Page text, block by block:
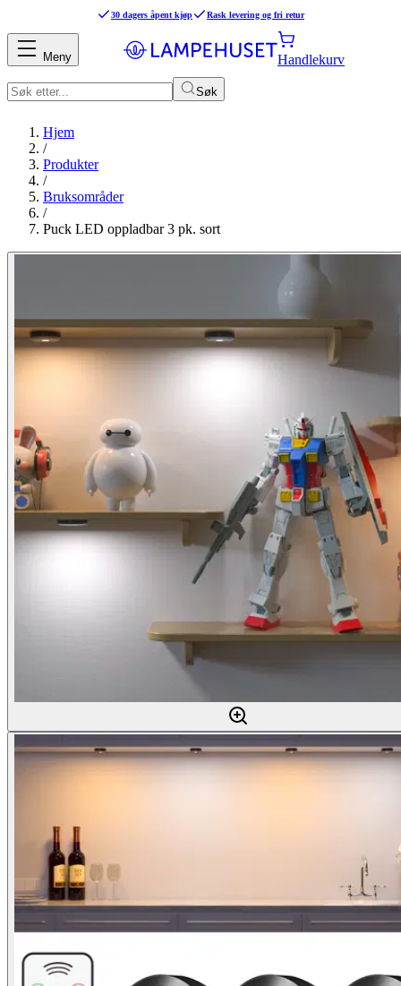
30 dagers åpent kjøp Rask levering og fri retur
Søk
Handlekurv
Meny
Hjem
/
Produkter
/
Bruksområder
/
Puck LED oppladbar 3 pk. sort